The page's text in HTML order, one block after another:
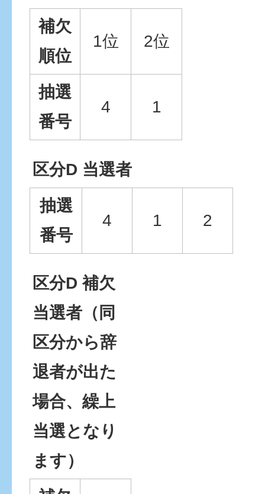
補欠
順位
1位 2位
抽選
番号
4 1
区分D 当選者
抽選
番号
4 1 2
区分D 補欠
当選者（同
区分から辞
退者が出た
場合、繰上
当選となり
ます）